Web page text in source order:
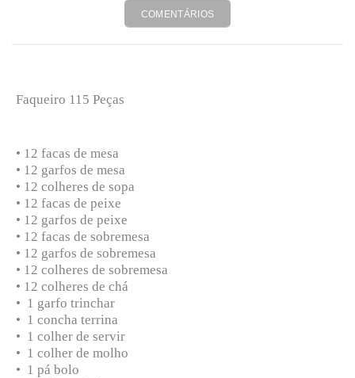
COMENTÁRIOS
Faqueiro 115 Peças
• 12 facas de mesa
• 12 garfos de mesa
• 12 colheres de sopa
• 12 facas de peixe
• 12 garfos de peixe
• 12 facas de sobremesa
• 12 garfos de sobremesa
• 12 colheres de sobremesa
• 12 colheres de chá
• 1 garfo trinchar
• 1 concha terrina
• 1 colher de servir
• 1 colher de molho
• 1 pá bolo